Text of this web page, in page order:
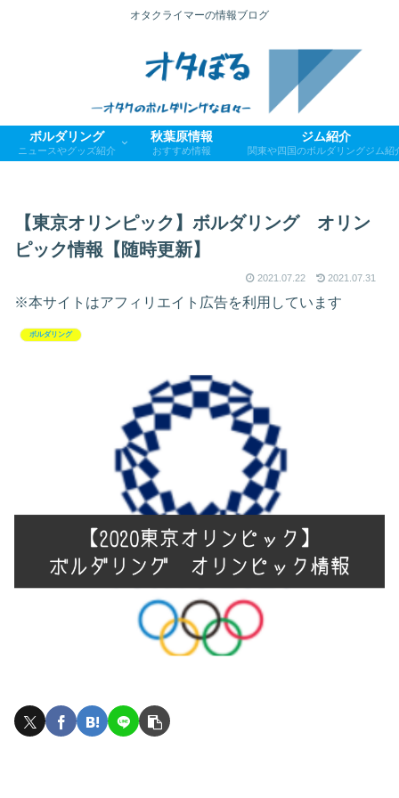
オタクライマーの情報ブログ
ボルダリング
ニュースやグッズ紹介
秋葉原情報
おすすめ情報
ジム紹介
関東や四国のボルダリングジム紹
【東京オリンピック】ボルダリング オリン
ピック情報【随時更新】
2021.07.22 2021.07.31
※本サイトはアフィリエイト広告を利用しています
ボルダリング